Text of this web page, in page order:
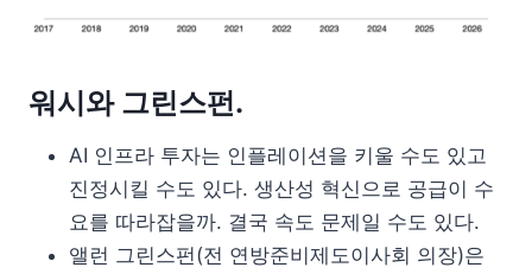
워시와 그린스펀.
AI 인프라 투자는 인플레이션을 키울 수도 있고
진정시킬 수도 있다. 생산성 혁신으로 공급이 수
요를 따라잡을까. 결국 속도 문제일 수도 있다.
앨런 그린스펀(전 연방준비제도이사회 의장)은